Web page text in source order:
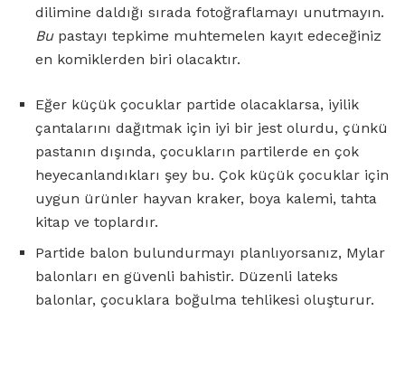
dilimine daldığı sırada fotoğraflamayı unutmayın.
Bupastayı tepkime muhtemelen kayıt edeceğiniz
en komiklerden biri olacaktır.
Eğer küçük çocuklar partide olacaklarsa, iyilik
çantalarını dağıtmak için iyi bir jest olurdu, çünkü
pastanın dışında, çocukların partilerde en çok
heyecanlandıkları şey bu. Çok küçük çocuklar için
uygun ürünler hayvan kraker, boya kalemi, tahta
kitap ve toplardır.
Partide balon bulundurmayı planlıyorsanız, Mylar
balonları en güvenli bahistir. Düzenli lateks
balonlar, çocuklara boğulma tehlikesi oluşturur.